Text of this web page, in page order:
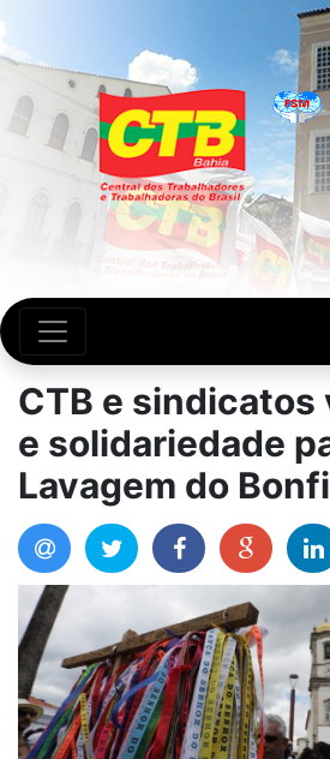
CTB e sindicatos
e solidariedade
Lavagem do